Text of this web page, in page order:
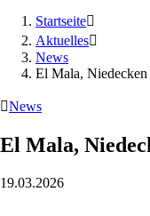
Startseite
Aktuelles
News
El Mala,
News
El Mala,
19.03.2026